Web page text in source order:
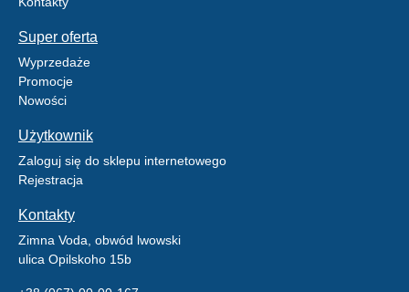
Super oferta
Wyprzedaże
Promocje
Nowości
Użytkownik
Zaloguj się do sklepu internetowego
Rejestracja
Kontakty
Zimna Voda, obwód lwowski
ulica Opilskoho 15b